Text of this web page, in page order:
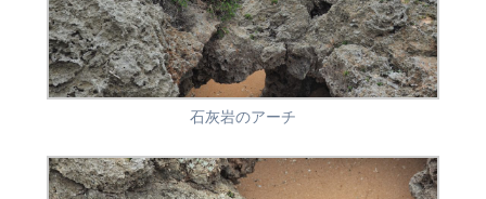
石灰岩のアーチ